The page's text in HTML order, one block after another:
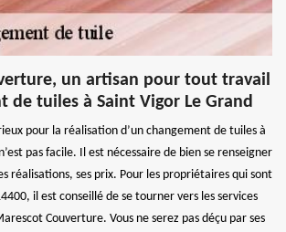
un artisan pour tout travail
de tuiles à Saint Vigor Le Grand
pour la réalisation d’un changement de tuiles à
pas facile. Il est nécessaire de bien se renseigner
réalisations, ses prix. Pour les propriétaires qui sont
il est conseillé de se tourner vers les services
Couverture. Vous ne serez pas déçu par ses